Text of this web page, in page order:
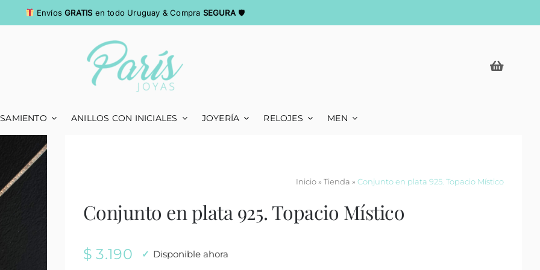
EnvíosGRATIS en todo Uruguay & Compra SEGURA🛡
ANILLOS CON INICIALES JOYERÍA RELOJES MEN
Inicio» Tienda » Conjunto en plata 925. Topacio Místico
Conjunto en plata 925. Topacio Místico
$ 3.190 Disponible ahora